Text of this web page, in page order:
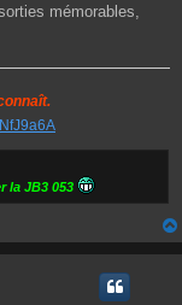
mémorables,
la JB3 053